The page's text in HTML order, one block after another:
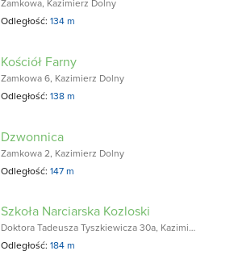
Zamkowa, Kazimierz Dolny
Odległość:134 m
Kościół Farny
Zamkowa 6, Kazimierz Dolny
Odległość:138 m
Dzwonnica
Zamkowa 2, Kazimierz Dolny
Odległość:147 m
Szkoła Narciarska Kozloski
Doktora Tadeusza Tyszkiewicza 30a, Kazimierz Dolny
Odległość:184 m